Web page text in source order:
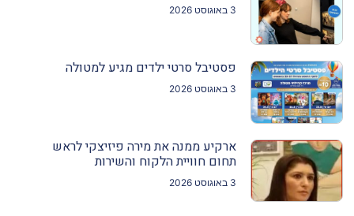
3 באוגוסט 2026
פסטיבל סרטי ילדים מגיע למטולה
3 באוגוסט 2026
ארקיע ממנה את מירה פיזיצקי לראש
תחום חוויית הלקוח והשירות
3 באוגוסט 2026